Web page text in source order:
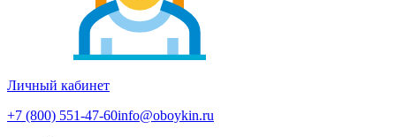
Личный кабинет
+7 (800) 551-47-60info@oboykin.ru